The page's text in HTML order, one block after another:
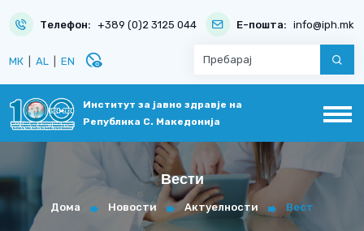
Телефон: +389 (0)2 3125 044 Е-пошта: info@iph.mk
МК AL EN disabled_visible
Институт за јавно здравје на
Република С. Македонија
Вести
Дома Новости Актуелности Вест